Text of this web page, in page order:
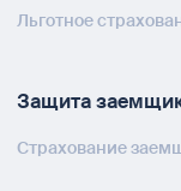
Льготное
Защита
Страхование